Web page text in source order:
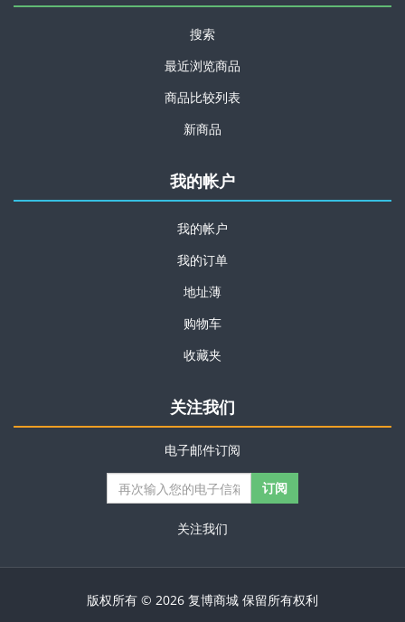
搜索
最近浏览商品
商品比较列表
新商品
我的帐户
我的帐户
我的订单
地址薄
购物车
收藏夹
关注我们
电子邮件订阅
关注我们
版权所有 © 2026 复博商城 保留所有权利